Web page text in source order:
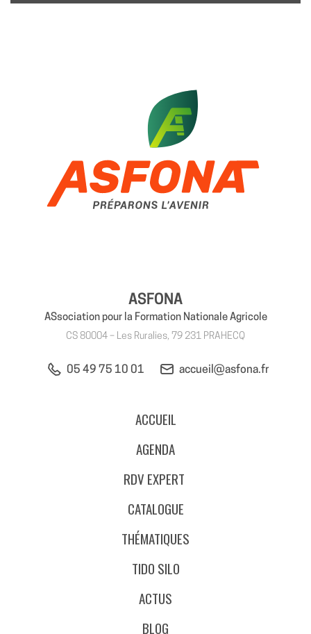
ASFONA
ASsociation pour la Formation Nationale Agricole
CS 80004 – Les Ruralies, 79 231 PRAHECQ
05 49 75 10 01 accueil@asfona.fr
ACCUEIL
AGENDA
RDV EXPERT
CATALOGUE
THÉMATIQUES
TIDO SILO
ACTUS
BLOG